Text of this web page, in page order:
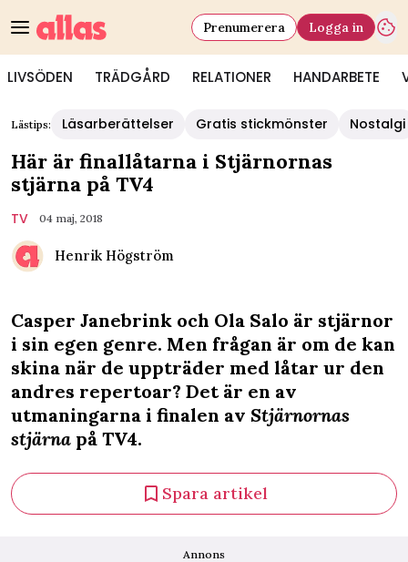
LIVSÖDEN TRÄDGÅRD RELATIONER HANDARBETE
Prenumerera Logga in
Lästips: Läsarberättelser Gratis stickmönster Nostalgi
Här är finallåtarna i Stjärnornas
stjärna på TV4
TV 04 maj, 2018
Henrik Högström
Casper Janebrink och Ola Salo är stjärnor
i sin egen genre. Men frågan är om de kan
skina när de uppträder med låtar ur den
andres repertoar? Det är en av
utmaningarna i finalen av Stjärnornas
stjärna på TV4.
Spara artikel
Annons